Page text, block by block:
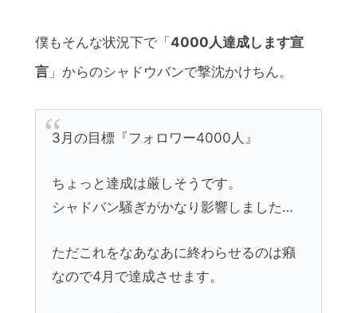
僕もそんな状況下で「 4000人達成します宣
言 」からのシャドウバンで撃沈かけちん。
3月の目標『フォロワー4000人』
ちょっと達成は厳しそうです。
シャドバン騒ぎがかなり影響しました…
ただこれをなあなあに終わらせるのは癪
なので4月で達成させます。